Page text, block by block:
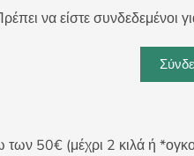
να είστε συνδεδεμένοι
50€ (μέχρι 2 κιλά ή